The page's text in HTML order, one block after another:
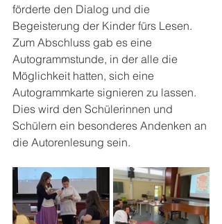
förderte den Dialog und die
Begeisterung der Kinder fürs Lesen.
Zum Abschluss gab es eine
Autogrammstunde, in der alle die
Möglichkeit hatten, sich eine
Autogrammkarte signieren zu lassen.
Dies wird den Schülerinnen und
Schülern ein besonderes Andenken an
die Autorenlesung sein.